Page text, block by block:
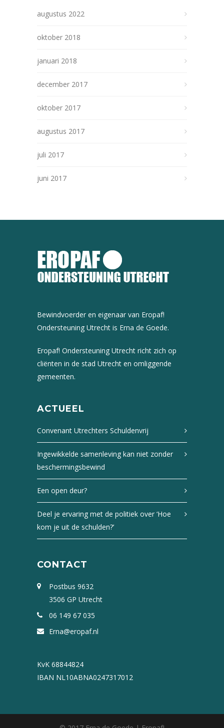
augustus 2022
oktober 2018
januari 2018
december 2017
oktober 2017
augustus 2017
juli 2017
juni 2017
Bewindvoerder en eigenaar van Eropaf!
Ondersteuning Utrecht is Erna de Goede.
Eropaf! Ondersteuning Utrecht richt zich op
cliënten in de stad Utrecht en omliggende
gemeenten.
ACTUEEL
Convenant Utrechters Schuldenvrij
Ingewikkelde samenleving kan niet zonder
beschermingsbewind
Een open deur?
Deel je ervaring met de politiek over ‘Hoe
kom je uit de schulden?’
CONTACT
Postbus 9632
3506 GP Utrecht
06 149 67 035
Erna@eropaf.nl
KvK 68844824
IBAN NL10ABNA0247317012